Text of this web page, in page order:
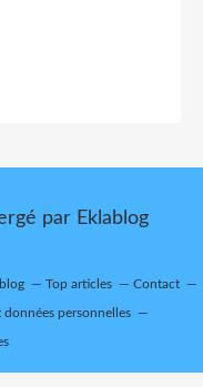
par Eklablog
Top articles Contact
données personnelles